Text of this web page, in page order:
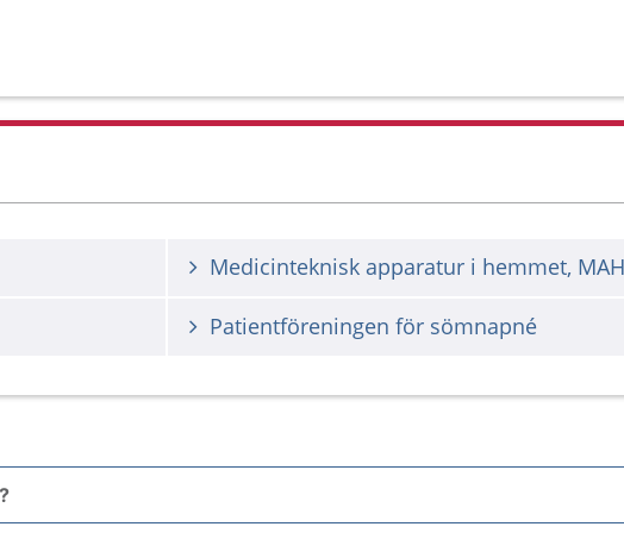
Medicinteknisk apparatur i hemmet, MAH
Patientföreningen för sömnapné